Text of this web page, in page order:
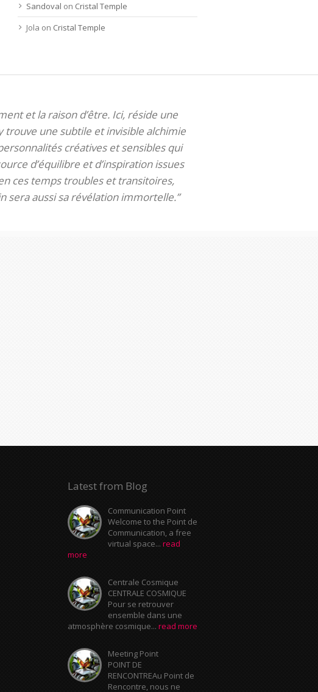
Sandoval on Cristal Temple
Jola on Cristal Temple
et la raison d’être. Ici, réside une
trouve une subtile et invisible alchimie
créatives et sensibles qui
d’équilibre et d’inspiration issues
ces temps troubles et transitoires,
aussi sa révélation immortelle.”
Latest from Blog
Communication Point
Welcome to the Point de
Communication, a free
virtual space... read
more
Centrale Cosmique
CENTRALE COSMIQUE
Pour se retrouver
ensemble dans une
atmosphère cosmique... read more
Meeting Point
POINT DE
RENCONTREAu Point de
Rencontre, nous ne